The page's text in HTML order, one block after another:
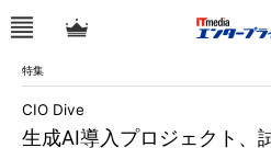
特集
生成AI導入プロジェクト、
CIO Dive